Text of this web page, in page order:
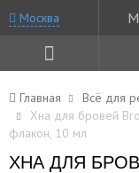
Москва
Главная Всё для
Хна для бровей
флакон, 10 мл
ХНА ДЛЯ